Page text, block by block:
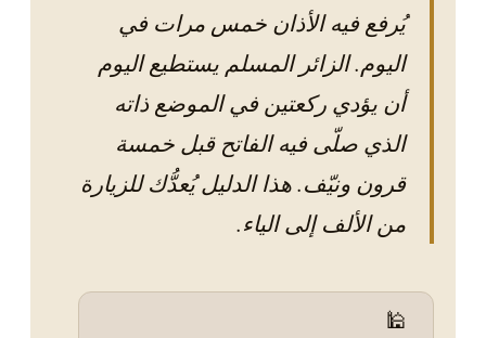
يُرفع فيه الأذان خمس مرات في
اليوم. الزائر المسلم يستطيع اليوم
أن يؤدي ركعتين في الموضع ذاته
الذي صلّى فيه الفاتح قبل خمسة
قرون ونيّف. هذا الدليل يُعدُّك للزيارة
من الألف إلى الياء.
🕌
by Rifat
Yeşilfidan.